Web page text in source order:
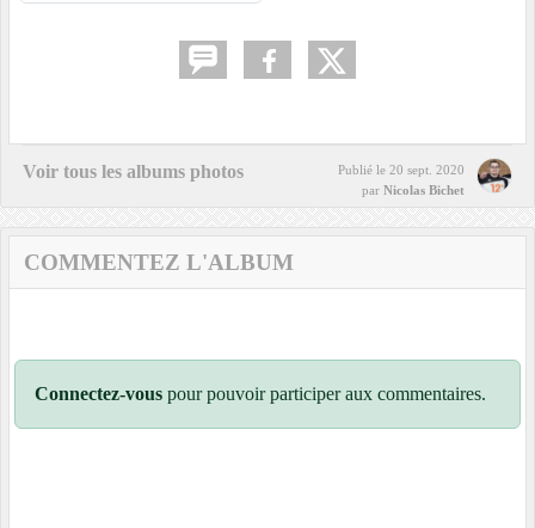
Voir tous les albums photos Publié le 20 sept. 2020
par Nicolas Bichet
COMMENTEZ L'ALBUM
Connectez-vous pour pouvoir participer aux commentaires.